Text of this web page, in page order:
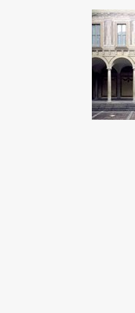
EDB edizioni - Via
Imbonati, 89 20159
Informativa sulla